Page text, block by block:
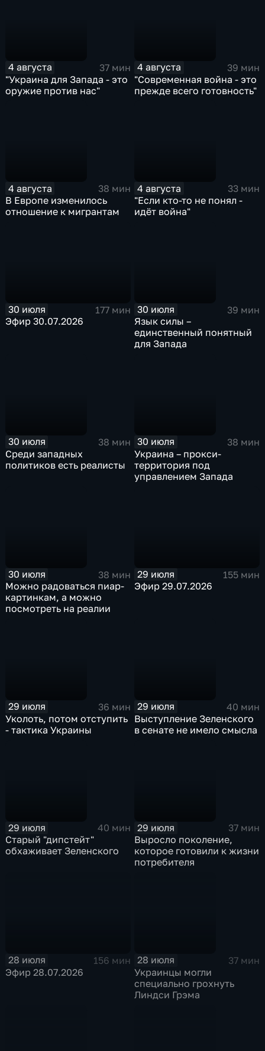
4 августа
37 мин
"Украина для Запада - это
оружие против нас"
4 августа
39 мин
"Современная война - это
прежде всего готовность"
4 августа
38 мин
В Европе изменилось
отношение к мигрантам
4 августа
33 мин
"Если кто-то не понял -
идёт война"
30 июля
177 мин
Эфир 30.07.2026
30 июля
39 мин
Язык силы –
единственный понятный
для Запада
30 июля
38 мин
Среди западных
политиков есть реалисты
30 июля
38 мин
Украина – прокси-
территория под
управлением Запада
30 июля
38 мин
Можно радоваться пиар-
картинкам, а можно
посмотреть на реалии
29 июля
155 мин
Эфир 29.07.2026
29 июля
36 мин
Уколоть, потом отступить
- тактика Украины
29 июля
40 мин
Выступление Зеленского
в сенате не имело смысла
29 июля
40 мин
Старый "дипстейт"
обхаживает Зеленского
29 июля
37 мин
Выросло поколение,
которое готовили к жизни
потребителя
28 июля
156 мин
Эфир 28.07.2026
28 июля
37 мин
Украинцы могли
специально грохнуть
Линдси Грэма